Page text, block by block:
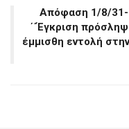
Απόφαση 1/8/
΄΄Έγκριση
έμμισθη εντολή